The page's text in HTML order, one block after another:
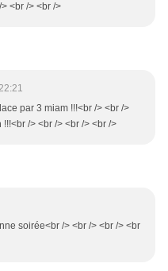
<br /> <br />
par 3 miam !!!<br /> <br />
/> <br /> <br /> <br />
soirée<br /> <br /> <br /> <br